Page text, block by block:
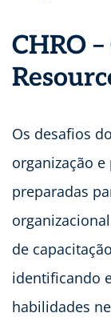
CHRO
Os desafios
organização
preparadas
de
identificando
habilidades